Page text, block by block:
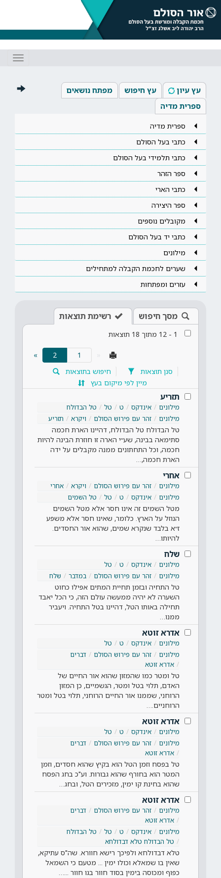
עץ עיון עץ חיפוש
מפתח נושאים
ספרית מדיה
ספרית מדיה
כתבי בעל הסולם
כתבי תלמידי בעל הסולם
ספר הזהר
כתבי הארי
ספר היצירה
מקובלים נוספים
כתבי יד בעל הסולם
מילונים
שערים לחכמת הקבלה למתחילים
עזרים ומפתחות
מסך חיפוש רשימת תוצאות
1
-
12 מתוך 18 תוצאות
2
»
סנן תוצאות
חיפוש בתוצאות
מיין לפי מיקום בעץ
תזריע
מילונים אינדקס ט טל
טל הבדולח
מילונים
זהר עם פירוש הסולם ויקרא תזריע
טל הבדולח טל הבדולח, דהיינו הארת חכמה
סתימאה בבינה, שע״י הארה זו חוזרת הבינה להיות
חכמה, וכל התחתונים ממנה מקבלים על ידה
הארת חכמה,…
אחרי
מילונים זהר עם פירוש הסולם ויקרא
אחרי
מילונים
אינדקס ט טל טל השמים
מטל השמים זה אינו חסר אלא מטל השמים
הנוזל על הארץ. כלומר, שאינו חסר אלא משפע
ז״א בלבד שנקרא שמים, שהוא אור החסדים.
להיותו…
שלח
מילונים אינדקס ט
טל
מילונים
זהר עם פירוש הסולם במדבר שלח
טל התחיה ובזמן תחיית המתים אפילו כחוט
השערה לא יהיה ממעשה עולם הזה, כי הכל יאבד
תחילה באותו הטל, דהיינו בטל התחיה. ויעביר
ממנו…
אדרא זוטא
מילונים אינדקס ט
טל
מילונים
זהר עם פירוש הסולם
דברים
אדרא זוטא
טל ומטר כמו שהמזון שהוא אור החיים של
האדם, תלוי בטל ומטר, הגשמיים, כן המזון
הרוחני, שממנו אור החיים הרוחני, תלוי בטל ומטר
הרוחניים.…
אדרא זוטא
מילונים אינדקס ט
טל
מילונים
זהר עם פירוש הסולם
דברים
אדרא זוטא
טל בפסח וזמן הטל הוא בקיץ שהוא חסדים, וזמן
המטר הוא בחורף שהוא גבורות. וע"כ בחג הפסח
שהוא בחינת קו ימין, מזכירים הטל, ובחג…
אדרא זוטא
מילונים זהר עם פירוש הסולם
דברים
אדרא זוטא
מילונים
אינדקס ט טל
טל הבדולח
טל הבדולח טלא דבדולחא
טלא דבדולחא ולפיכך רישא חוורא. שה"ס עתיקא,
שאין בו שמאלא וכולו ימין ... מטעם כי השמאל
כפוף ומכוסה בימין בסוד חוור בגו חוור ...…